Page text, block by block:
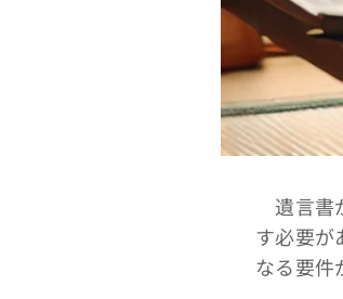
遺言書
す必要が
なる要件